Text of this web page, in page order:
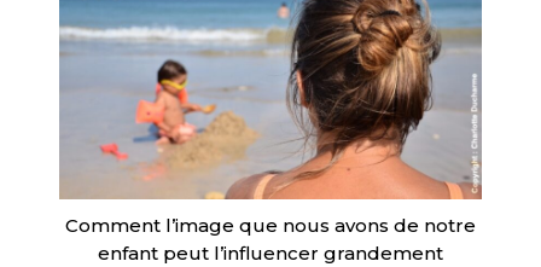
Comment l’image que nous avons de notre
enfant peut l’influencer grandement